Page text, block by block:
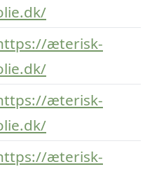
æterisk-
æterisk-
æterisk-